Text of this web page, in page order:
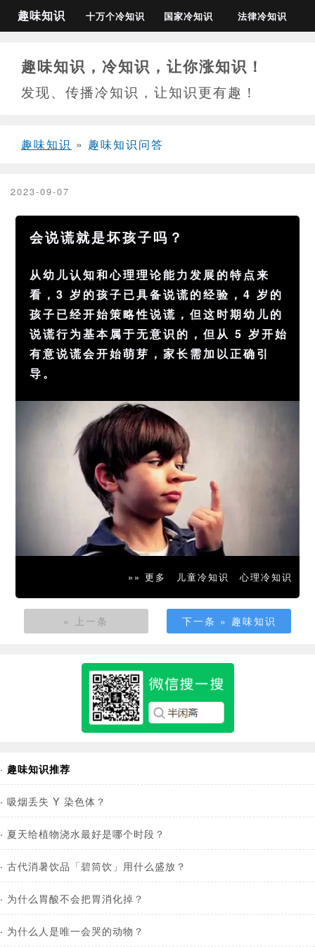
趣味知识 十万个冷知识 国家冷知识 法律冷知识
趣味知识，冷知识，让你涨知识！
发现、传播冷知识，让知识更有趣！
趣味知识 » 趣味知识问答
2023-09-07
会说谎就是坏孩子吗？
从幼儿认知和心理理论能力发展的特点来
看，3 岁的孩子已具备说谎的经验，4 岁的
孩子已经开始策略性说谎，但这时期幼儿的
说谎行为基本属于无意识的，但从 5 岁开始
有意说谎会开始萌芽，家长需加以正确引
导。
»» 更多 儿童冷知识 心理冷知识
« 上一条 下一条 » 趣味知识
· 趣味知识推荐
· 吸烟丢失 Y 染色体？
· 夏天给植物浇水最好是哪个时段？
· 古代消暑饮品「碧筒饮」用什么盛放？
· 为什么胃酸不会把胃消化掉？
· 为什么人是唯一会哭的动物？